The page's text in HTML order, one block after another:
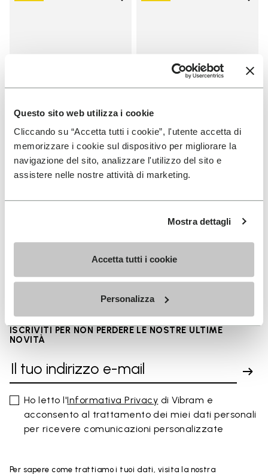
Questo sito web utilizza i cookie
Cliccando su “Accetta tutti i cookie”, l'utente accetta di
memorizzare i cookie sul dispositivo per migliorare la
navigazione del sito, analizzare l'utilizzo del sito e
assistere nelle nostre attività di marketing.
Mostra dettagli
Accetta tutti i cookie
Personalizza
One Quarter Canvas One Quarter Canvas
100,00to
50,00
-50%
ISCRIVITI PER NON PERDERE LE NOSTRE ULTIME
NOVITÀ
Ho letto l'Informativa Privacy di Vibram e
acconsento al trattamento dei miei dati personali
per ricevere comunicazioni personalizzate
Per sapere come trattiamo i tuoi dati, visita la nostra